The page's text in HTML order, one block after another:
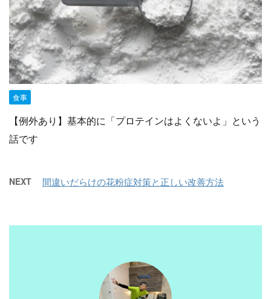
食事
【例外あり】基本的に「プロテインはよくないよ」という
話です
NEXT 間違いだらけの花粉症対策と正しい改善方法